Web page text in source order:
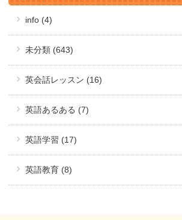
info (4)
未分類 (643)
英会話レッスン (16)
英語あるある (7)
英語学習 (17)
英語教育 (8)